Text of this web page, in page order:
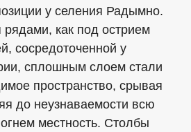
у селения Радымно.
рядами, как под острием
сосредоточенной у
сплошным слоем стали
пространство, срывая
до неузнаваемости всю
местность. Столбы